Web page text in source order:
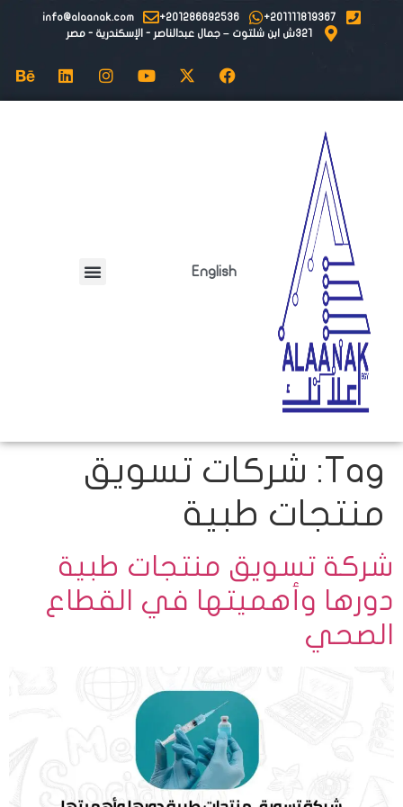
201111819367+
201286692536+
info@alaanak.com
٣٢١ش ابن شلتوت – جمال عبدالناصر - الإسكندرية - مصر
English
Tag: شركات تسويق
منتجات طبية
شركة تسويق منتجات طبية
دورها وأهميتها في القطاع
الصحي